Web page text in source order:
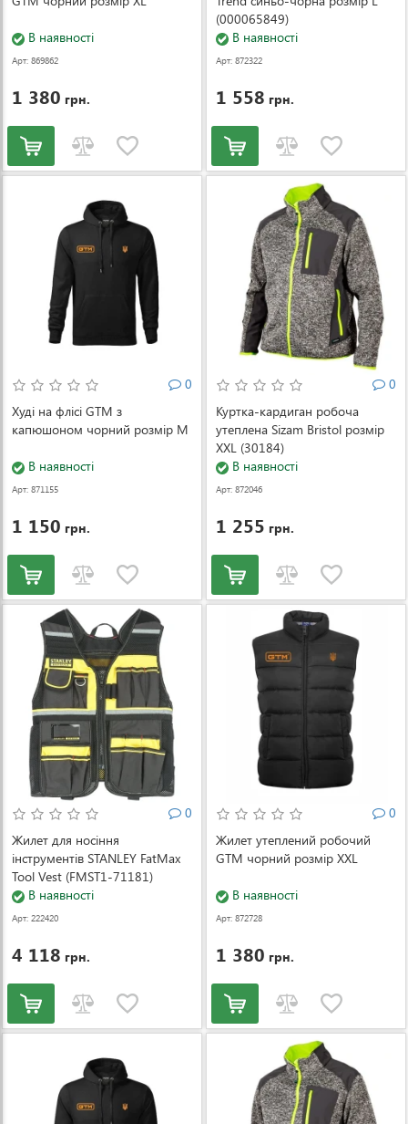
В наявності
Арт: 869862
1 380 грн.
(000065849)
В наявності
Арт: 872322
1 558 грн.
0
Худі на флісі GTM з
капюшоном чорний розмір M
В наявності
Арт: 871155
1 150 грн.
0
Куртка-кардиган робоча
утеплена Sizam Bristol розмір
XXL (30184)
В наявності
Арт: 872046
1 255 грн.
0
Жилет для носіння
інструментів STANLEY FatMax
Tool Vest (FMST1-71181)
В наявності
Арт: 222420
4 118 грн.
0
Жилет утеплений робочий
GTM чорний розмір XXL
В наявності
Арт: 872728
1 380 грн.